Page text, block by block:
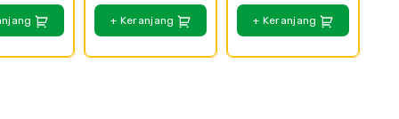
+ Keranjang
x2
+ Keranjang